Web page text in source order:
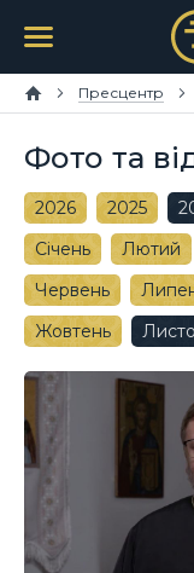
Пресцентр
Фото та
2026 2025
Січень
Лютий
Червень
Жовтень